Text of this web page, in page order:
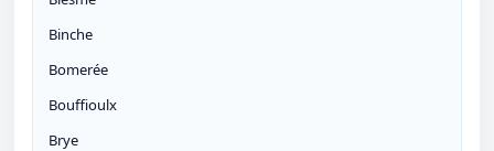
Binche
Bomerée
Bouffioulx
Brye